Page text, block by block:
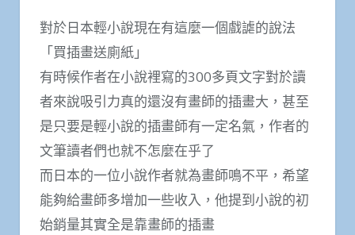
對於日本輕小說現在有這麼一個戲謔的說法
「買插畫送廁紙」
有時候作者在小說裡寫的300多頁文字對於讀
者來說吸引力真的還沒有畫師的插畫大，甚至
是只要是輕小說的插畫師有一定名氣，作者的
文筆讀者們也就不怎麼在乎了
而日本的一位小說作者就為畫師鳴不平，希望
能夠給畫師多增加一些收入，他提到小說的初
始銷量其實全是靠畫師的插畫